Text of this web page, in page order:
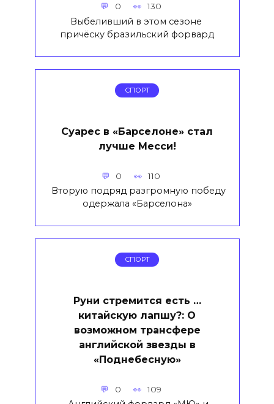
0 130
Выбеливший в этом сезоне
причёску бразильский форвард
СПОРТ
Суарес в «Барселоне» стал
лучше Месси!
0 110
Вторую подряд разгромную победу
одержала «Барселона»
СПОРТ
Руни стремится есть …
китайскую лапшу?: О
возможном трансфере
английской звезды в
«Поднебесную»
0 109